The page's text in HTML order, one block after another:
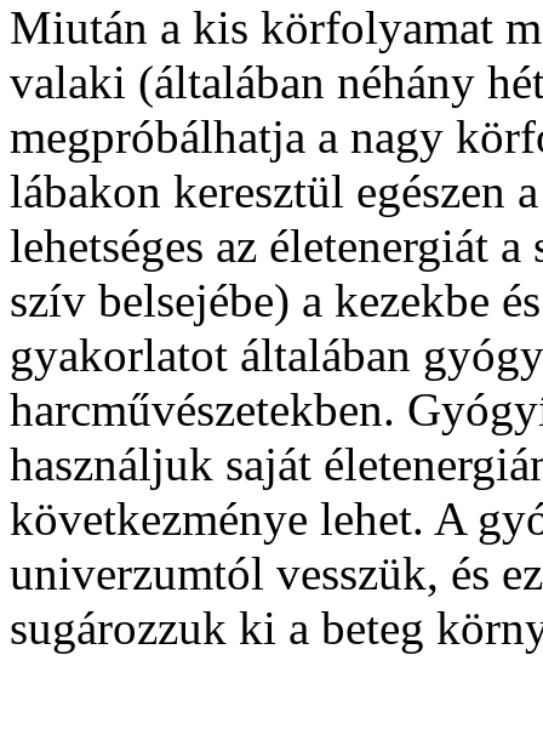
Miután a kis körfolyamat
valaki (általában néhány
megpróbálhatja a nagy
lábakon keresztül egészen
lehetséges az életenergiát
szív belsejébe) a kezekbe
gyakorlatot általában
harcművészetekben.
használjuk saját
következménye lehet. A
univerzumtól vesszük, és
sugározzuk ki a beteg